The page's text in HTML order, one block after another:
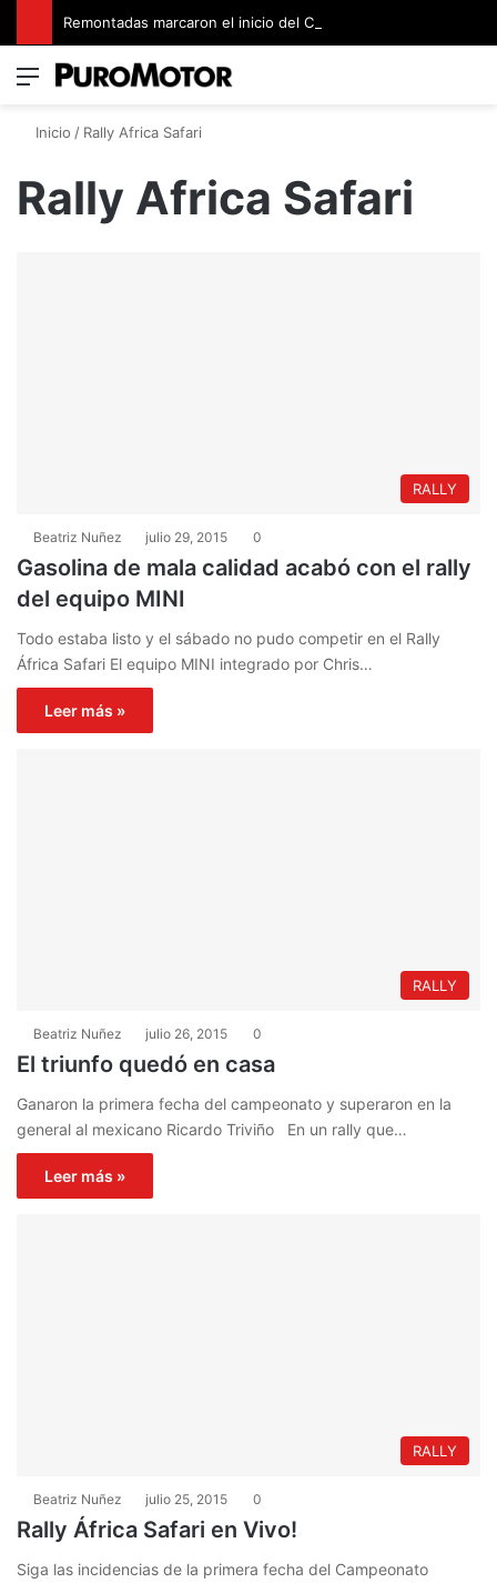
Menú
Inicio / Rally Africa Safari
Rally Africa Safari
RALLY
Beatriz Nuñez julio 29, 2015 0
Gasolina de mala calidad acabó con el rally
del equipo MINI
Todo estaba listo y el sábado no pudo competir en el Rally
África Safari El equipo MINI integrado por Chris…
Leer más »
RALLY
Beatriz Nuñez julio 26, 2015 0
El triunfo quedó en casa
Ganaron la primera fecha del campeonato y superaron en la
general al mexicano Ricardo Triviño En un rally que…
Leer más »
RALLY
Beatriz Nuñez julio 25, 2015 0
Rally África Safari en Vivo!
Siga las incidencias de la primera fecha del Campeonato